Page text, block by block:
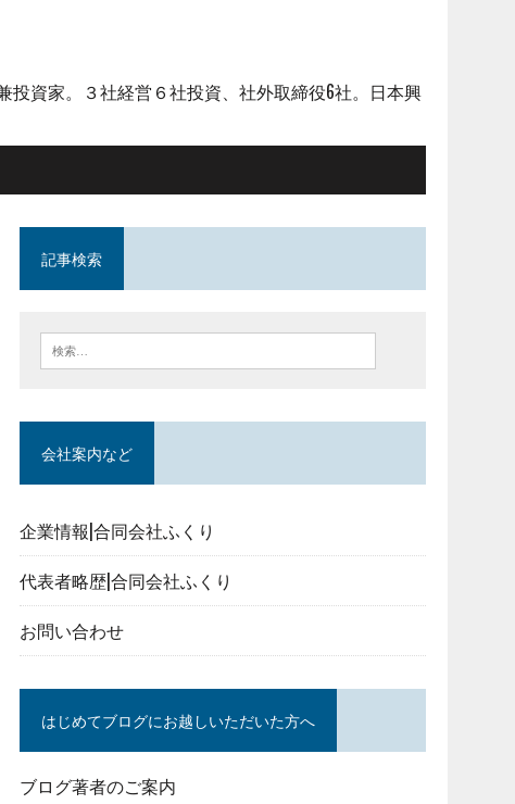
資家。３社経営６社投資、社外取締役6社。日本興
記事検索
会社案内など
企業情報|合同会社ふくり
代表者略歴|合同会社ふくり
お問い合わせ
はじめてブログにお越しいただいた方へ
ブログ著者のご案内